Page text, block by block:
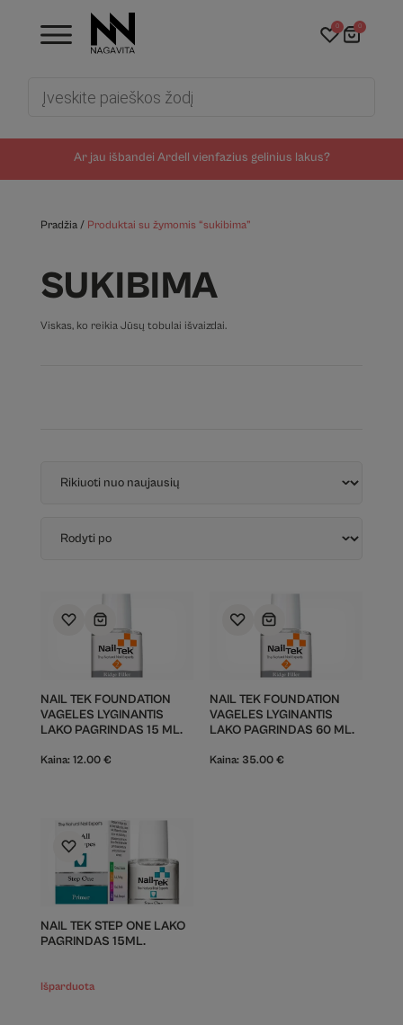
Ar jau išbandei Ardell vienfazius gelinius lakus?
0 0
Pradžia/ Produktai su žymomis “sukibima”
SUKIBIMA
Viskas, ko reikia Jūsų tobulai išvaizdai.
NAIL TEK FOUNDATION
VAGELES LYGINANTIS
LAKO PAGRINDAS 15 ML.
Kaina: 12.00 €
NAIL TEK FOUNDATION
VAGELES LYGINANTIS
LAKO PAGRINDAS 60 ML.
Kaina: 35.00 €
NAIL TEK STEP ONE LAKO
PAGRINDAS 15ML.
Išparduota